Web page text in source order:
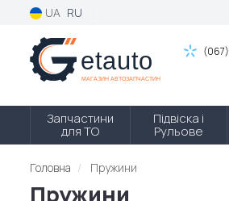
UA RU
(067)
Запчастини
для ТО
Підвіска і
Рульове
Головна Пружини
Пружини